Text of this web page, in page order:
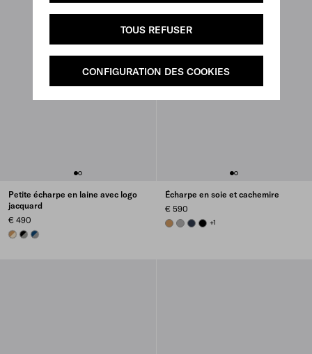
TOUS REFUSER
CONFIGURATION DES COOKIES
Petite écharpe en laine avec logo
jacquard
€ 490
IVORY/CAMEL
SLATE GRAY/BLACK
GREY/BLUE
Écharpe en soie et cachemire
€ 590
CAMEL BROWN
MARBLE GRAY
NAVYBLACK
+1